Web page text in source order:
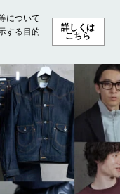
について
する目的
詳しくは
こちら
ファッション ビューテ